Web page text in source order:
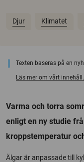
Djur Klimatet
Texten baseras på en
Läs mer om vårt innehåll.
Varma och torra
enligt en ny studie
kroppstemperatur
Älgar är anpassade till